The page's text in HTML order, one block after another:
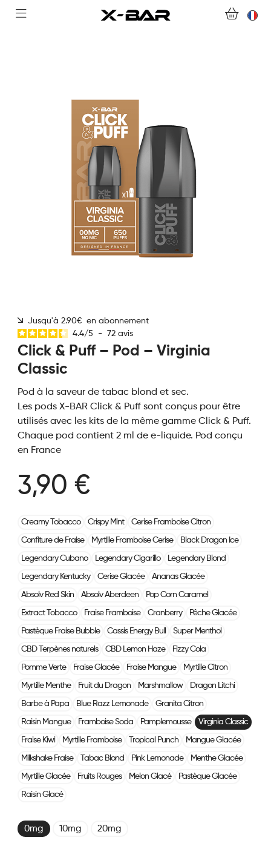
FOIRE AUX QUESTIONS
DEVENIR REVENDEUR
MON COMPTE
Jusqu'à 2.90€ en abonnement
4.4/5 - 72 avis
Click & Puff – Pod – Virginia
Classic
Pod à la saveur de tabac blond et sec.
Les pods X-BAR Click & Puff sont conçus pour être
utilisés avec les kits de la même gamme Click & Puff.
Chaque pod contient 2 ml de e-liquide. Pod conçu
en France
3,90 €
Creamy Tobacco Crispy Mint Cerise Framboise Citron
Confiture de Fraise Myrtille Framboise Cerise Black Dragon Ice
Legendary Cubano Legendary Cigarillo Legendary Blond
Legendary Kentucky Cerise Glacée Ananas Glacée
Absolv Red Skin Absolv Aberdeen Pop Corn Caramel
Extract Tobacco Fraise Framboise Cranberry Pêche Glacée
Pastèque Fraise Bubble Cassis Energy Bull Super Menthol
CBD Terpènes naturels CBD Lemon Haze Fizzy Cola
Pomme Verte Fraise Glacée Fraise Mangue Myrtille Citron
Myrtille Menthe Fruit du Dragon Marshmallow Dragon Litchi
Barbe à Papa Blue Razz Lemonade Granita Citron
Raisin Mangue Framboise Soda Pamplemousse Virginia Classic
Fraise Kiwi Myrtille Framboise Tropical Punch Mangue Glacée
Milkshake Fraise Tabac Blond Pink Lemonade Menthe Glacée
Myrtille Glacée Fruits Rouges Melon Glacé Pastèque Glacée
Raisin Glacé
0mg 10mg 20mg